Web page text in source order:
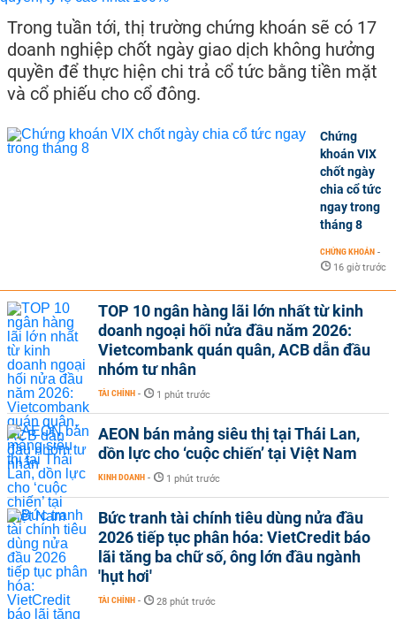
Trong tuần tới, thị trường chứng khoán sẽ có 17
doanh nghiệp chốt ngày giao dịch không hưởng
quyền để thực hiện chi trả cổ tức bằng tiền mặt
và cổ phiếu cho cổ đông.
Chứng
khoán VIX
chốt ngày
chia cổ tức
ngay trong
tháng 8
CHỨNG KHOÁN -
16 giờ trước
TOP 10 ngân hàng lãi lớn nhất từ kinh
doanh ngoại hối nửa đầu năm 2026:
Vietcombank quán quân, ACB dẫn đầu
nhóm tư nhân
TÀI CHÍNH - 1 phút trước
AEON bán mảng siêu thị tại Thái Lan,
dồn lực cho ‘cuộc chiến’ tại Việt Nam
KINH DOANH - 1 phút trước
Bức tranh tài chính tiêu dùng nửa đầu
2026 tiếp tục phân hóa: VietCredit báo
lãi tăng ba chữ số, ông lớn đầu ngành
'hụt hơi'
TÀI CHÍNH - 28 phút trước